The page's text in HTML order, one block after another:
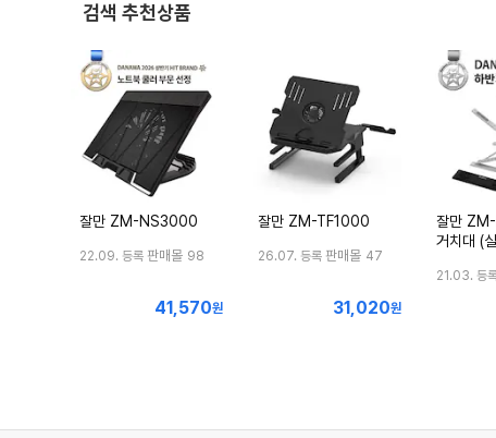
검색 추천상품
잘만 ZM-NS3000
22.09. 등록 판매몰 98
최
41,570원
잘만 ZM-TF1000
26.07. 등록 판매몰 47
최
31,020원
잘만
거치대 (
21.03. 등